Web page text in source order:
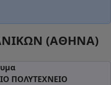
(ΑΘΗΝΑ)
ΠΟΛΥΤΕΧΝΕΙΟ